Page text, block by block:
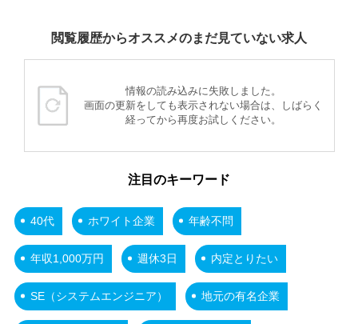
閲覧履歴からオススメのまだ見ていない求人
情報の読み込みに失敗しました。
画面の更新をしても表示されない場合は、しばらく
経ってから再度お試しください。
注目のキーワード
40代 ホワイト企業 年齢不問
年収1,000万円 週休3日 内定とりたい
SE（システムエンジニア） 地元の有名企業